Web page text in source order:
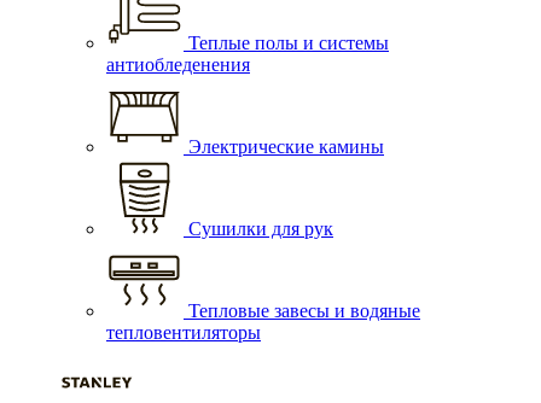
Теплые полы и системы
антиобледенения
Электрические камины
Сушилки для рук
Тепловые завесы и водяные
тепловентиляторы